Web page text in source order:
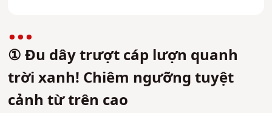
① Đu dây trượt cáp lượn quanh
trời xanh! Chiêm ngưỡng tuyệt
cảnh từ trên cao